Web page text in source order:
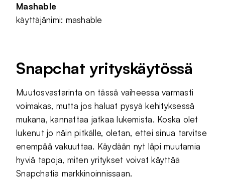
Mashable
käyttäjänimi: mashable
Snapchat yrityskäytössä
Muutosvastarinta on tässä vaiheessa varmasti
voimakas, mutta jos haluat pysyä kehityksessä
mukana, kannattaa jatkaa lukemista. Koska olet
lukenut jo näin pitkälle, oletan, ettei sinua tarvitse
enempää vakuuttaa. Käydään nyt läpi muutamia
hyviä tapoja, miten yritykset voivat käyttää
Snapchatiä markkinoinnissaan.